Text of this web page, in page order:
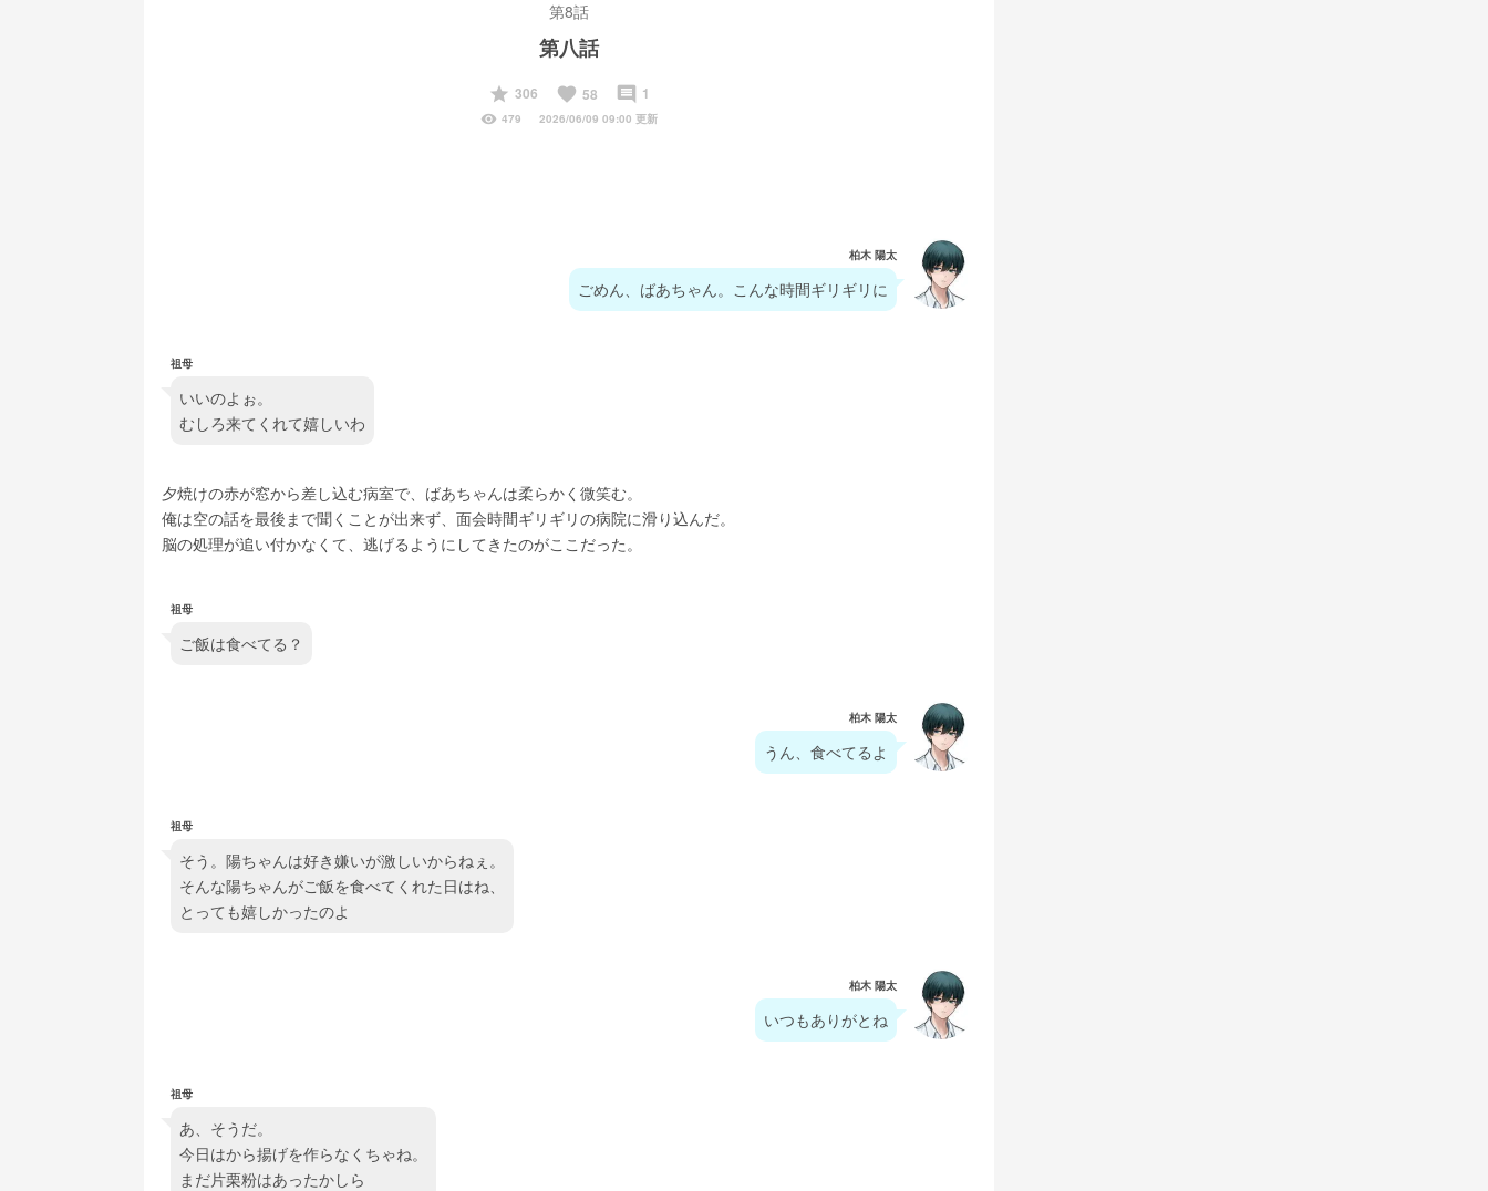
第8話
第八話
start
306 favorite 58 insert_comment 1
visibility 479 2026/06/09 09:00 更新
柏木 陽太
ごめん、ばあちゃん。こんな時間ギリギリに
祖母
いいのよぉ。
むしろ来てくれて嬉しいわ
夕焼けの赤が窓から差し込む病室で、ばあちゃんは柔らかく微笑む。
俺は空の話を最後まで聞くことが出来ず、面会時間ギリギリの病院に滑り込んだ。
脳の処理が追い付かなくて、逃げるようにしてきたのがここだった。
祖母
ご飯は食べてる？
柏木 陽太
うん、食べてるよ
祖母
そう。陽ちゃんは好き嫌いが激しいからねぇ。
そんな陽ちゃんがご飯を食べてくれた日はね、
とっても嬉しかったのよ
柏木 陽太
いつもありがとね
祖母
あ、そうだ。
今日はから揚げを作らなくちゃね。
まだ片栗粉はあったかしら